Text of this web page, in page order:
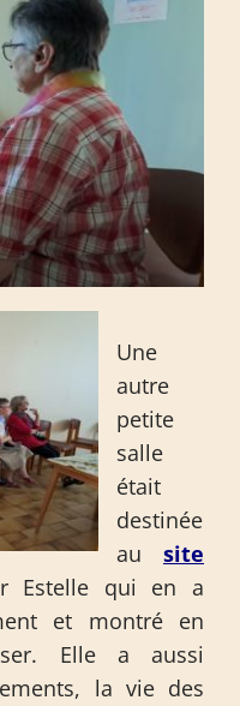
Une
autre
petite
salle
était
destinée
ausite
Estelle qui en a
et montré en
Elle a aussi
la vie des